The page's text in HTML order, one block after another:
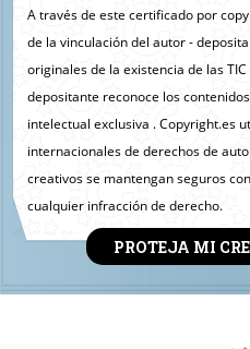
A través de este certificado por
de la vinculación del autor -
originales de la existencia de las
depositante reconoce los
intelectual exclusiva . Copyright.es
internacionales de derechos de
creativos se mantengan seguros
cualquier infracción de derecho.
PROTEJA MI